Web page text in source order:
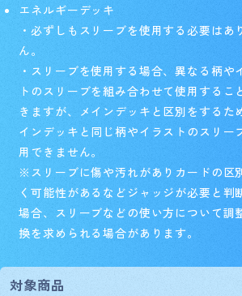
エネルギーデッキ
・必ずしもスリーブを使用する必要はあ
ん。
・スリーブを使用する場合、異なる柄や
トのスリーブを組み合わせて使用するこ
きますが、メインデッキと区別をするた
インデッキと同じ柄やイラストのスリー
用できません。
※スリーブに傷や汚れがありカードの区
く可能性があるなどジャッジが必要と判
場合、スリーブなどの使い方について調
換を求められる場合があります。
対象商品